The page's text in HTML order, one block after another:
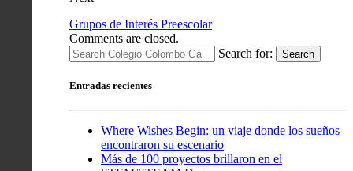
Grupos de Interés Preescolar
Comments are closed.
Search for:
Search
Entradas recientes
Where Wishes Begin: un viaje donde los sueños
encontraron su escenario
Más de 100 proyectos brillaron en el